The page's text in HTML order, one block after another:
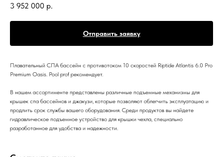
3 952 000 р.
Отправить заявку
Плавательный СПА бассейн с противотоком 10 скоростей Riptide Atlantis 6.0 Pro
Premium Oasis. Pool prof рекомендует.
В нашем ассортименте представлены различные подъемные механизмы для
крышек спа бассейнов и джакузи, которые позволяют облегчить эксплуатацию и
продлить срок службы вашего оборудования. Среди продуктов вы найдете
гидравлическое подъемное устройство для крышки чехла, специально
разработанное для удобства и надежности.